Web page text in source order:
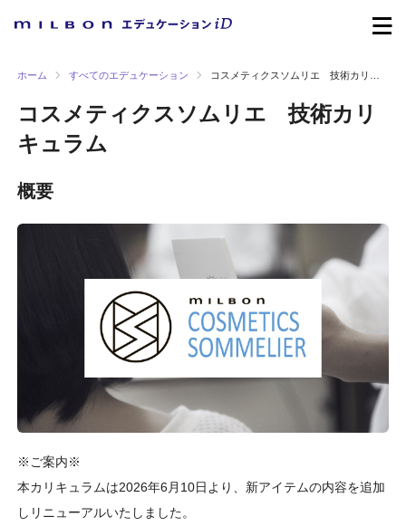
ホーム すべてのエデュケーション コスメティクスソムリエ 技術カリキュラム
コスメティクスソムリエ 技術カリ
キュラム
概要
※ご案内※
本カリキュラムは2026年6月10日より、新アイテムの内容を追加
しリニューアルいたしました。